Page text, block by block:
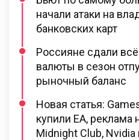
начали атаки на
банковских карт
Россияне сдали
валюты в сезон
рыночный баланс
Новая статья:
купили EA, реклама
Midnight Club,